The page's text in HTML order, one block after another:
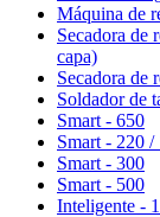
Máquina de
Secadora de
capa)
Secadora de
Soldador de
Smart - 650
Smart - 220 /
Smart - 300
Smart - 500
Inteligente -